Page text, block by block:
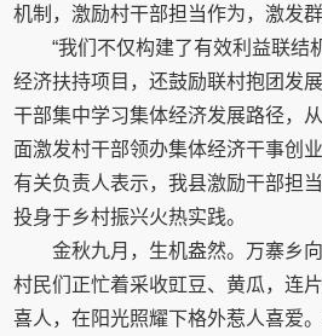
机制，激励村干部担当作为，激发群
“我们不仅构建了有效利益联结
经济扶持项目，还鼓励联村抱团发
干部集中学习集体经济发展路径，
面激发村干部领办集体经济干事创
有关负责人表示，我县激励干部担
投身于乡村振兴火热实践。
金秋九月，生机盎然。万寨乡
村民们正忙着采收豇豆、黄瓜，连
喜人，在阳光照耀下格外惹人喜爱